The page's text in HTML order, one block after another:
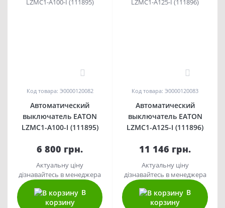
0
Код товара: Э0000120082
Автоматический
выключатель EATON
LZMC1-A100-I (111895)
6 800 грн.
Актуальну ціну
дізнавайтесь в менеджера
В
корзину
0
Код товара: Э0000120083
Автоматический
выключатель EATON
LZMC1-A125-I (111896)
11 146 грн.
Актуальну ціну
дізнавайтесь в менеджера
В
корзину